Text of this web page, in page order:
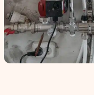
Migracija
Redakcija
Apie mus